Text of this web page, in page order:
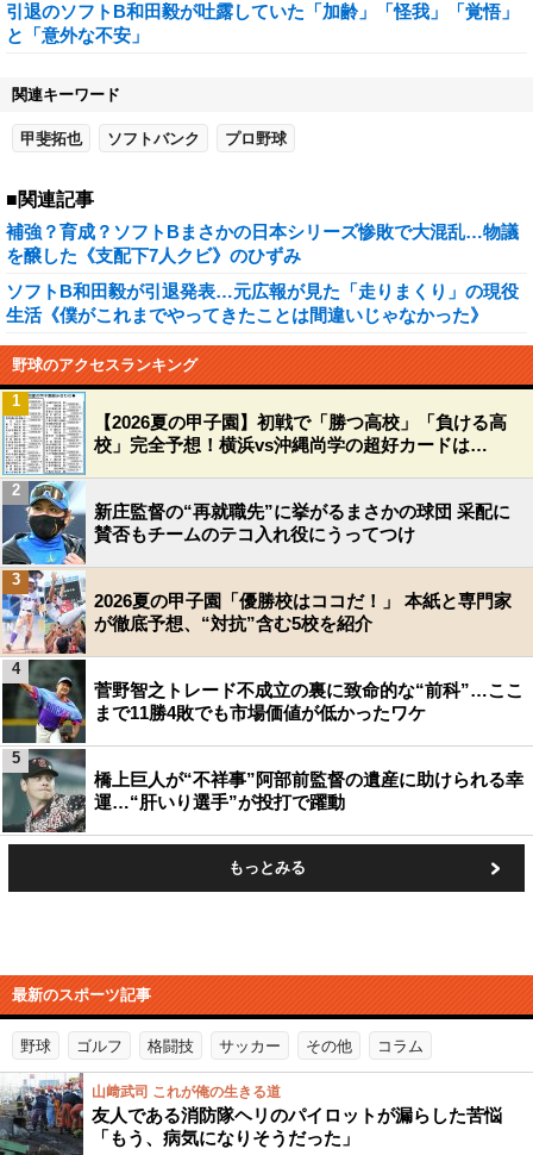
引退のソフトB和田毅が吐露していた「加齢」「怪我」「覚悟」
と「意外な不安」
関連キーワード
甲斐拓也 ソフトバンク プロ野球
■関連記事
補強？育成？ソフトBまさかの日本シリーズ惨敗で大混乱…物議
を醸した《支配下7人クビ》のひずみ
ソフトB和田毅が引退発表…元広報が見た「走りまくり」の現役
生活《僕がこれまでやってきたことは間違いじゃなかった》
野球のアクセスランキング
【2026夏の甲子園】初戦で「勝つ高校」「負ける高
校」完全予想！横浜vs沖縄尚学の超好カードは…
1
新庄監督の“再就職先”に挙がるまさかの球団 采配に
賛否もチームのテコ入れ役にうってつけ
2
2026夏の甲子園「優勝校はココだ！」 本紙と専門家
が徹底予想、“対抗”含む5校を紹介
3
菅野智之トレード不成立の裏に致命的な“前科”…ここ
まで11勝4敗でも市場価値が低かったワケ
4
橋上巨人が“不祥事”阿部前監督の遺産に助けられる幸
運…“肝いり選手”が投打で躍動
5
もっとみる
最新のスポーツ記事
野球 ゴルフ 格闘技 サッカー その他 コラム
山﨑武司 これが俺の生きる道
友人である消防隊ヘリのパイロットが漏らした苦悩
「もう、病気になりそうだった」